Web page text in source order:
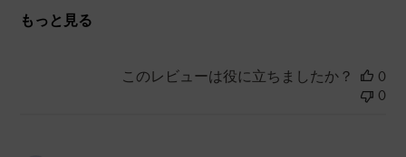
もっと見る
このレビューは役に立ちましたか？
0
0